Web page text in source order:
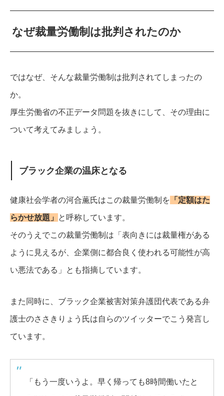
なぜ裁量労働制は批判されたのか
ではなぜ、そんな裁量労働制は批判されてしまったの
か。
厚生労働省の不正データ問題を抜きにして、その理由に
ついて考えてみましょう。
ブラック企業の温床となる
健康社会学者の河合薫氏はこの裁量労働制を 「定額はた
らかせ放題」 と呼称しています。
そのうえでこの裁量労働制は「表向きには裁量権がある
ように見えるが、企業側に都合良く使われる可能性が高
い悪法である」とも指摘しています。
また同時に、ブラック企業被害対策弁護団代表である弁
護士のささきりょう氏は自らのツイッターでこう発言し
ています。
「もう一度いうよ。早く帰っても8時間働いたと